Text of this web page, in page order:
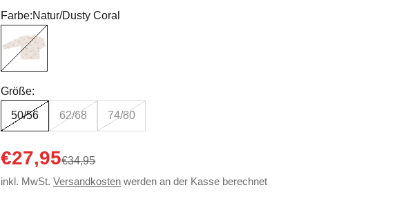
Farbe:Natur/Dusty Coral
Natur/Dusty Coral
Größe:
50/56 62/68 74/80
Angebot
€27,95Regulärer Preis
€34,95
inkl. MwSt.Versandkosten werden an der Kasse berechnet